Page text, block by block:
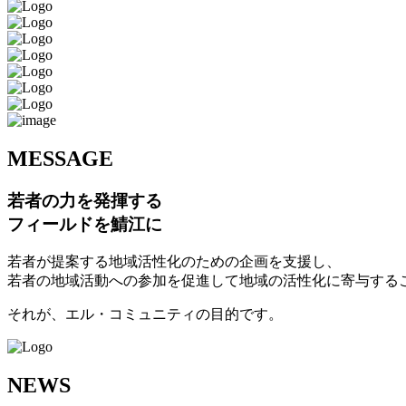
MESSAGE
若者の力を発揮する
フィールドを鯖江に
若者が提案する地域活性化のための企画を支援し、
若者の地域活動への参加を促進して地域の活性化に寄与する
それが、エル・コミュニティの目的です。
NEWS